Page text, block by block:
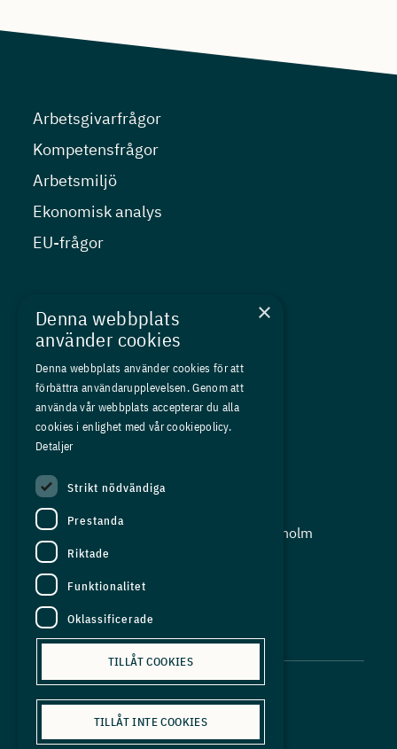
Arbetsgivarfrågor
Kompetensfrågor
Arbetsmiljö
Ekonomisk analys
EU-frågor
Kurser
Medlemskap
Om oss
Press
In English
Adress:
Storgatan 19, Box 5501, 114 85 Stockholm
Organisationsnummer:
556625 - 8389
E-post:
info@industriarbetsgivarna.se
×
Denna webbplats
använder cookies
Denna webbplats använder cookies för att
förbättra användarupplevelsen. Genom att
använda vår webbplats accepterar du alla
cookies i enlighet med vår cookiepolicy.
Detaljer
Strikt nödvändiga
Prestanda
Riktade
Funktionalitet
Oklassificerade
TILLÅT COOKIES
TILLÅT INTE COOKIES